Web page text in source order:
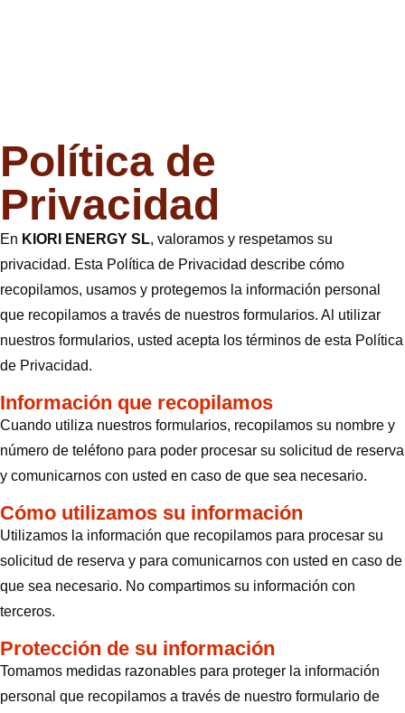
Política de
Privacidad
En KIORI ENERGY SL, valoramos y respetamos su
privacidad. Esta Política de Privacidad describe cómo
recopilamos, usamos y protegemos la información personal
que recopilamos a través de nuestros formularios. Al utilizar
nuestros formularios, usted acepta los términos de esta Política
de Privacidad.
Información que recopilamos
Cuando utiliza nuestros formularios, recopilamos su nombre y
número de teléfono para poder procesar su solicitud de reserva
y comunicarnos con usted en caso de que sea necesario.
Cómo utilizamos su información
Utilizamos la información que recopilamos para procesar su
solicitud de reserva y para comunicarnos con usted en caso de
que sea necesario. No compartimos su información con
terceros.
Protección de su información
Tomamos medidas razonables para proteger la información
personal que recopilamos a través de nuestro formulario de